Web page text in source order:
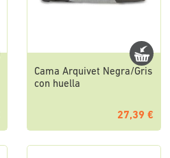
Cama Arquivet Negra/Gris
con huella
27,39 €